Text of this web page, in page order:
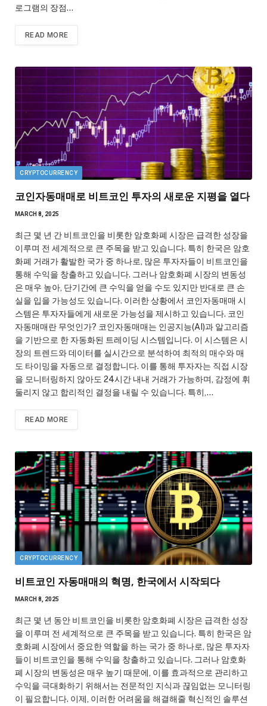
로그램의 장점…
READ MORE
CRYPTOCURRENCY
코인자동매매로 비트코인 투자의 새로운 지평을 열다
MARCH 8, 2025
최근 몇 년 간 비트코인을 비롯한 암호화폐 시장은 급격한 성장을
이루며 전 세계적으로 큰 주목을 받고 있습니다. 특히 한국은 암호
화폐 거래가 활발한 국가 중 하나로, 많은 투자자들이 비트코인을
통해 수익을 창출하고 있습니다. 그러나 암호화폐 시장의 변동성
은 매우 높아, 단기간에 큰 수익을 얻을 수도 있지만 반대로 큰 손
실을 입을 가능성도 있습니다. 이러한 상황에서 코인자동매매 시
스템은 투자자들에게 새로운 가능성을 제시하고 있습니다. 코인
자동매매란 무엇인가? 코인자동매매는 인공지능(AI)과 알고리즘
을 기반으로 한 자동화된 트레이딩 시스템입니다. 이 시스템은 시
장의 트렌드와 데이터를 실시간으로 분석하여 최적의 매수와 매
도 타이밍을 자동으로 결정합니다. 이를 통해 투자자는 직접 시장
을 모니터링하지 않아도 24시간 내내 거래가 가능하며, 감정에 휘
둘리지 않고 합리적인 결정을 내릴 수 있습니다. 특히,…
READ MORE
CRYPTOCURRENCY
비트코인 자동매매의 혁명, 한국에서 시작되다
MARCH 8, 2025
최근 몇 년 동안 비트코인을 비롯한 암호화폐 시장은 급격한 성장
을 이루며 전 세계적으로 큰 주목을 받고 있습니다. 특히 한국은 암
호화폐 시장에서 중요한 역할을 하는 국가 중 하나로, 많은 투자자
들이 비트코인을 통해 수익을 창출하고 있습니다. 그러나 암호화
폐 시장의 변동성은 매우 높기 때문에, 이를 효과적으로 관리하고
수익을 극대화하기 위해서는 전문적인 지식과 끊임없는 모니터링
이 필요합니다. 이제, 이러한 어려움을 해결해줄 혁신적인 솔루션